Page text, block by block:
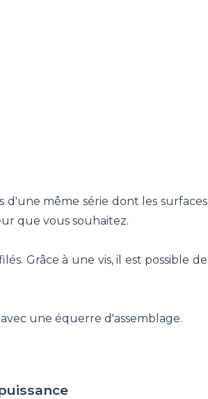
même série dont les surfaces
que vous souhaitez.
Grâce à une vis, il est possible de
une équerre d'assemblage.